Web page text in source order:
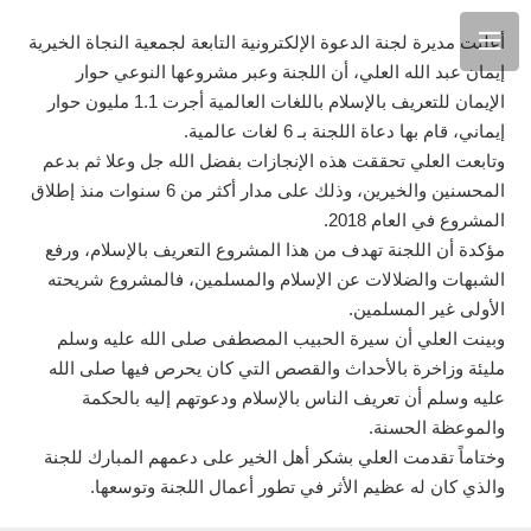
أعلنت مديرة لجنة الدعوة الإلكترونية التابعة لجمعية النجاة الخيرية
إيمان عبد الله العلي، أن اللجنة وعبر مشروعها النوعي حوار
الإيمان للتعريف بالإسلام باللغات العالمية أجرت 1.1 مليون حوار
إيماني، قام بها دعاة اللجنة بـ 6 لغات عالمية.
وتابعت العلي تحققت هذه الإنجازات بفضل الله جل وعلا ثم بدعم
المحسنين والخيرين، وذلك على مدار أكثر من 6 سنوات منذ إطلاق
المشروع في العام 2018.
مؤكدة أن اللجنة تهدف من هذا المشروع التعريف بالإسلام، ورفع
الشبهات والضلالات عن الإسلام والمسلمين، فالمشروع شريحته
الأولى غير المسلمين.
وبينت العلي أن سيرة الحبيب المصطفى صلى الله عليه وسلم
مليئة وزاخرة بالأحداث والقصص التي كان يحرص فيها صلى الله
عليه وسلم أن تعريف الناس بالإسلام ودعوتهم إليه بالحكمة
والموعظة الحسنة.
وختاماً تقدمت العلي بشكر أهل الخير على دعمهم المبارك للجنة
والذي كان له عظيم الأثر في تطور أعمال اللجنة وتوسعها.